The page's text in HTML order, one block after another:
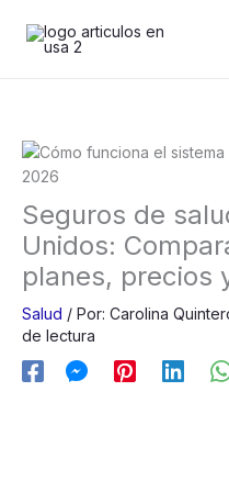
contenido
Seguros de
Unidos:
planes, precios
Salud / Por: Carolina
de lectura